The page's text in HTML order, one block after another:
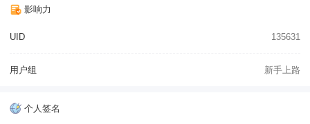
影响力
UID 135631
用户组 新手上路
个人签名